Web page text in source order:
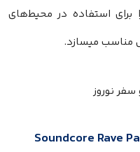
برای استفاده در محیط‌های
مناسب میسازد.